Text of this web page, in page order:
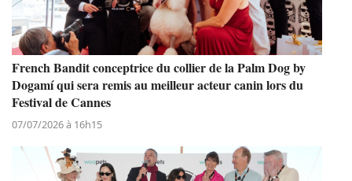
French Bandit conceptrice du collier de la Palm Dog by
Dogamí qui sera remis au meilleur acteur canin lors du
Festival de Cannes
07/07/2026 à 16h15